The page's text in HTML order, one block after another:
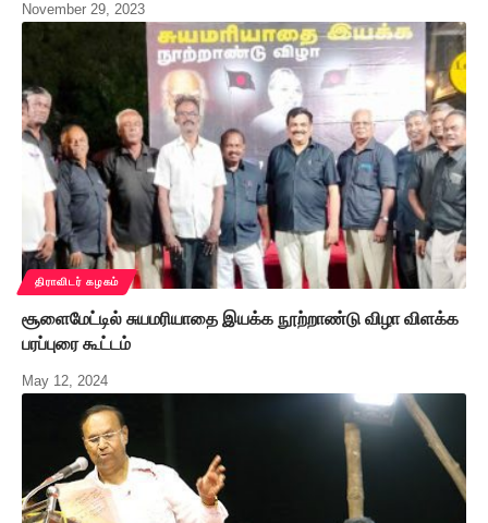
November 29, 2023
திராவிடர் கழகம்
சூளைமேட்டில் சுயமரியாதை இயக்க நூற்றாண்டு விழா விளக்க
பரப்புரை கூட்டம்
May 12, 2024